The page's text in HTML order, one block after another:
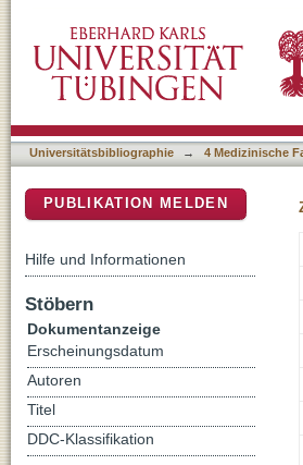
Universitätsbibliographie → 4 Medizinische
PUBLIKATION MELDEN
Hilfe und Informationen
Stöbern
Dokumentanzeige
Erscheinungsdatum
Autoren
Titel
DDC-Klassifikation